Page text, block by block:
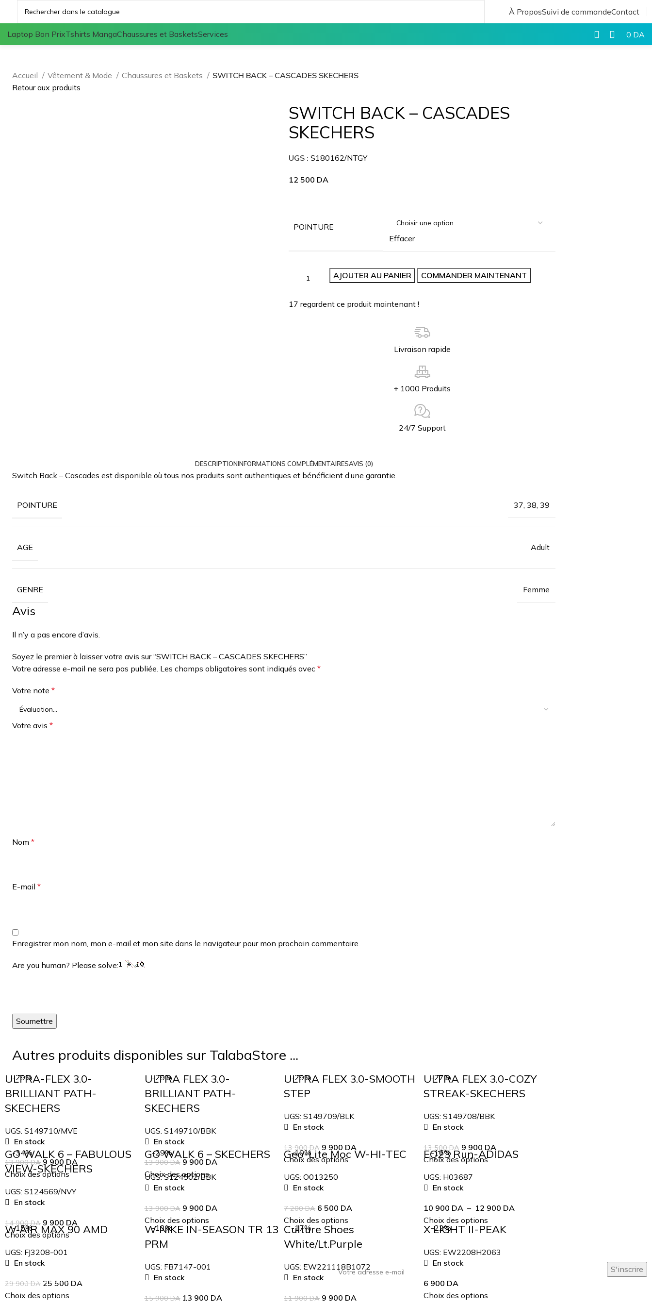
À ProposSuivi de commandeContact
Laptop Bon PrixTshirts MangaChaussures et BasketsServices 0 DA
Accueil Vêtement & Mode Chaussures et Baskets
SWITCH BACK – CASCADES SKECHERS
Retour aux produits
SWITCH BACK – CASCADES
SKECHERS
UGS : S180162/NTGY
12 500 DA
POINTURE
Effacer
AJOUTER AU PANIER COMMANDER MAINTENANT
17 regardent ce produit maintenant !
Livraison rapide
+ 1000 Produits
24/7 Support
DESCRIPTIONINFORMATIONS COMPLÉMENTAIRESAVIS (0)
Switch Back – Cascades est disponible où tous nos produits sont authentiques et bénéficient d’une garantie.
POINTURE 37, 38, 39
AGE Adult
GENRE Femme
Avis
Il n’y a pas encore d’avis.
Soyez le premier à laisser votre avis sur “SWITCH BACK – CASCADES SKECHERS”
Votre adresse e-mail ne sera pas publiée. Les champs obligatoires sont indiqués avec *
Votre note *
Votre avis *
Nom *
E-mail *
Enregistrer mon nom, mon e-mail et mon site dans le navigateur pour mon prochain commentaire.
Are you human? Please solve:
Autres produits disponibles sur TalabaStore ...
-29%
ULTRA-FLEX 3.0-
BRILLIANT PATH-
SKECHERS
UGS: S149710/MVE
En stock
13 900DA 9 900 DA
Choix des options
-29%
ULTRA FLEX 3.0-
BRILLIANT PATH-
SKECHERS
UGS: S149710/BBK
En stock
13 900DA 9 900 DA
Choix des options
-29%
ULTRA FLEX 3.0-SMOOTH
STEP
UGS: S149709/BLK
En stock
13 900DA 9 900 DA
Choix des options
-27%
ULTRA FLEX 3.0-COZY
STREAK-SKECHERS
UGS: S149708/BBK
En stock
13 500DA 9 900 DA
Choix des options
-34%
GO WALK 6 – FABULOUS
VIEW-SKECHERS
UGS: S124569/NVY
En stock
14 900DA 9 900 DA
Choix des options
-29%
GO WALK 6 – SKECHERS
UGS:S124502/BBK
En stock
13 900DA 9 900 DA
Choix des options
-10%
Geo-Lite Moc W-HI-TEC
UGS: O013250
En stock
7 200DA 6 500 DA
Choix des options
-16%
EQ23 Run-ADIDAS
UGS: H03687
En stock
10 900 DA – 12 900 DA
Choix des options
-15%
W AIR MAX 90 AMD
UGS: FJ3208-001
En stock
29 900DA 25 500 DA
Choix des options
-13%
W NIKE IN-SEASON TR 13
PRM
UGS: FB7147-001
En stock
15 900DA 13 900 DA
-17%
Culture Shoes
White/Lt.Purple
UGS: EW221118B1072
En stock
11 900DA 9 900 DA
-22%
X LIGHT II-PEAK
UGS: EW2208H2063
En stock
6 900 DA
Choix des options
Inscrivez-vous à notre newsletter
Soyez le premier à savoir. Inscrivez-vous à la newsletter aujourd'hui